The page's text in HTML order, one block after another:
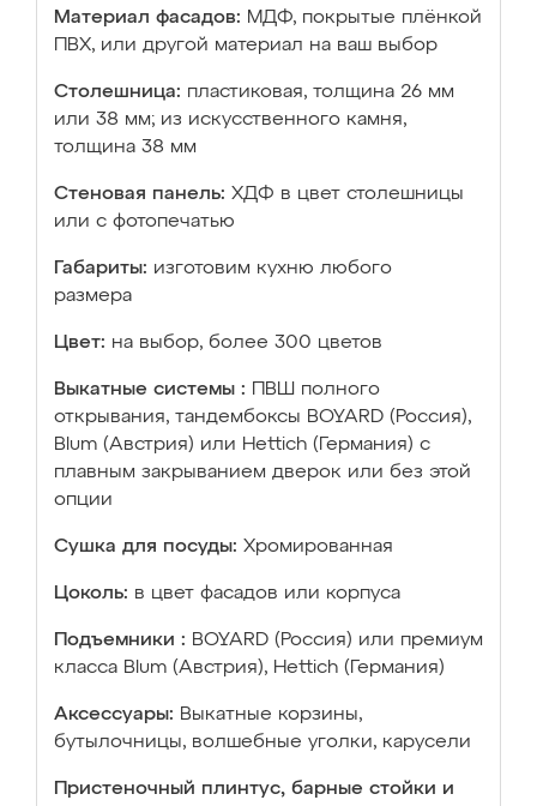
Материал фасадов: МДФ, покрытые плёнкой
ПВХ, или другой материал на ваш выбор
Столешница: пластиковая, толщина 26 мм
или 38 мм; из искусственного камня,
толщина 38 мм
Стеновая панель: ХДФ в цвет столешницы
или с фотопечатью
Габариты: изготовим кухню любого
размера
Цвет: на выбор, более 300 цветов
Выкатные системы :
ПВШ полного
открывания, тандембоксы BOYARD (Россия),
Blum (Австрия) или Hettich (Германия) с
плавным закрыванием дверок или без этой
опции
Сушка для посуды: Хромированная
Цоколь: в цвет фасадов или корпуса
Подъемники : BOYARD (Россия) или премиум
класса Blum (Австрия), Hettich (Германия)
Аксессуары: Выкатные корзины,
бутылочницы, волшебные уголки, карусели
Пристеночный плинтус, барные стойки и